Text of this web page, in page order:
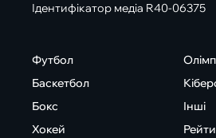
Ідентифікатор медіа R40-06375
Футбол
Баскетбол
Бокс
Хокей
Інші